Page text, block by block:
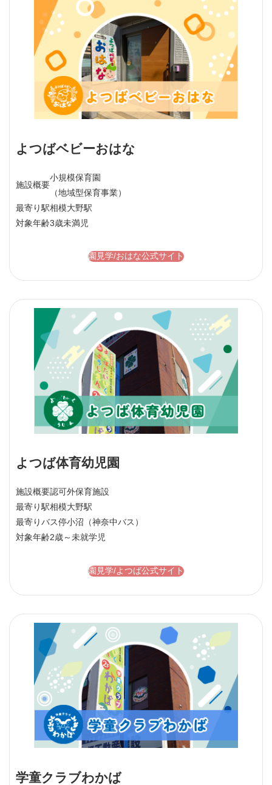
よつばベビーおはな
施設概要
小規模保育園
（地域型保育事業）
最寄り駅相模大野駅
対象年齢3歳未満児
園見学/おはな公式サイト
よつば体育幼児園
施設概要認可外保育施設
最寄り駅相模大野駅
最寄りバス停小沼（神奈中バス）
対象年齢2歳～未就学児
園見学/よつば公式サイト
学童クラブわかば